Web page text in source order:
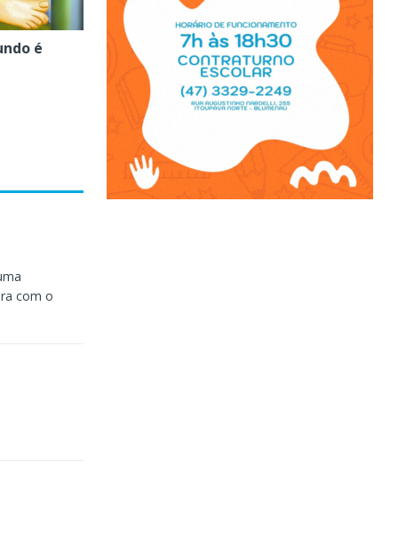
é
com o